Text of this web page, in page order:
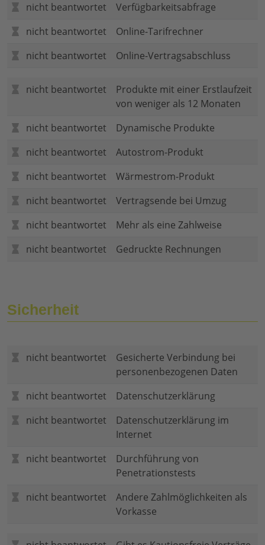
nicht beantwortet
Verfügbarkeitsabfrage
nicht beantwortet
Online-Tarifrechner
nicht beantwortet
Online-Vertragsabschluss
nicht beantwortet
Produkte mit einer Erstlaufzeit
von weniger als 12 Monaten
nicht beantwortet
Dynamische Produkte
nicht beantwortet
Autostrom-Produkt
nicht beantwortet
Wärmestrom-Produkt
nicht beantwortet
Vertragsende bei Umzug
nicht beantwortet
Mehr als eine Zahlweise
nicht beantwortet
Gedruckte Rechnungen
Sicherheit
nicht beantwortet
Gesicherte Verbindung bei
personenbezogenen Daten
nicht beantwortet
Datenschutzerklärung
nicht beantwortet
Datenschutzerklärung im
Internet
nicht beantwortet
Durchführung von
Penetrationstests
nicht beantwortet
Andere Zahlmöglichkeiten als
Vorkasse